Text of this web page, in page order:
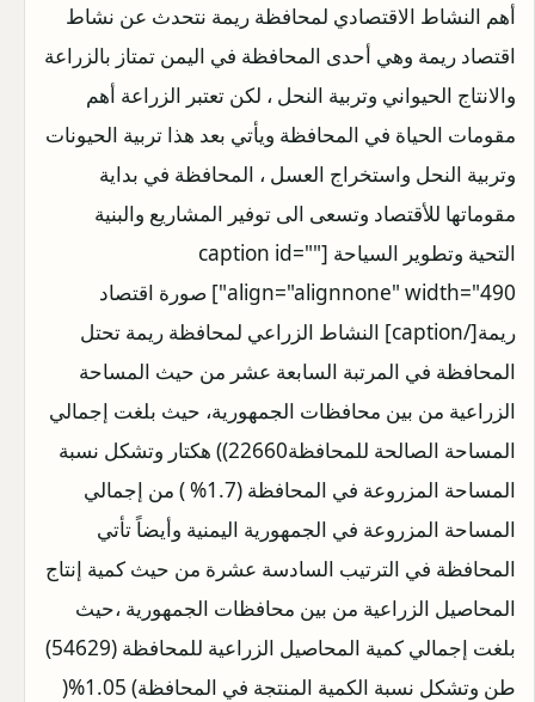
أهم النشاط الاقتصادي لمحافظة ريمة نتحدث عن نشاط
اقتصاد ريمة وهي أحدى المحافظة في اليمن تمتاز بالزراعة
والانتاج الحيواني وتربية النحل ، لكن تعتبر الزراعة أهم
مقومات الحياة في المحافظة ويأتي بعد هذا تربية الحيونات
وتربية النحل واستخراج العسل ، المحافظة في بداية
مقوماتها للأقتصاد وتسعى الى توفير المشاريع والبنية
التحية وتطوير السياحة [caption id=""
align="alignnone" width="490"]
صورة اقتصاد
ريمة[/caption] النشاط الزراعي لمحافظة ريمة تحتل
المحافظة في المرتبة السابعة عشر من حيث المساحة
الزراعية من بين محافظات الجمهورية، حيث بلغت إجمالي
المساحة الصالحة للمحافظة22660)) هكتار وتشكل نسبة
المساحة المزروعة في المحافظة (1.7% ) من إجمالي
المساحة المزروعة في الجمهورية اليمنية وأيضاً تأتي
المحافظة في الترتيب السادسة عشرة من حيث كمية إنتاج
المحاصيل الزراعية من بين محافظات الجمهورية ،حيث
بلغت إجمالي كمية المحاصيل الزراعية للمحافظة (54629)
طن وتشكل نسبة الكمية المنتجة في المحافظة) 1.05%(